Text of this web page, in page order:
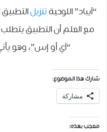
“آيباد” اللوحيةتنزيل
“آي أو إس”، وهو يأتي بحجم
شارك هذا الموضوع:
مشاركة
معجب بهذه: